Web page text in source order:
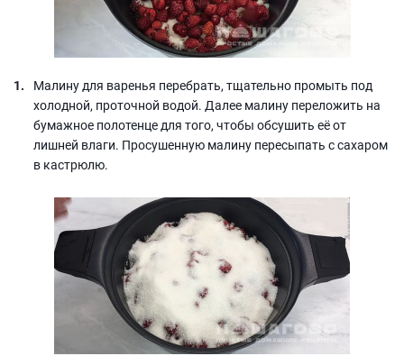
Малину для варенья перебрать, тщательно промыть под
холодной, проточной водой. Далее малину переложить на
бумажное полотенце для того, чтобы обсушить её от
лишней влаги. Просушенную малину пересыпать с сахаром
в кастрюлю.